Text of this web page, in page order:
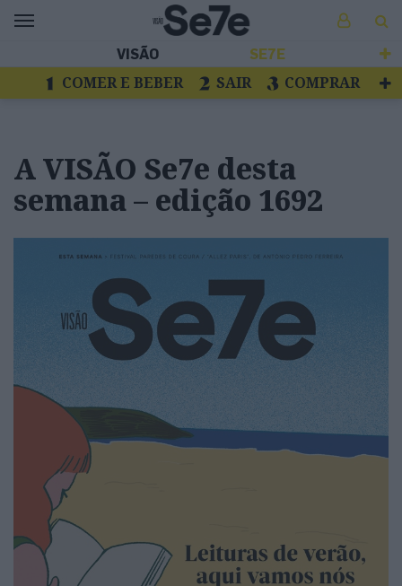
VISÃO SE7E
COMER E BEBER SAIR
COMPRAR
A VISÃO Se7e desta
semana – edição 1692